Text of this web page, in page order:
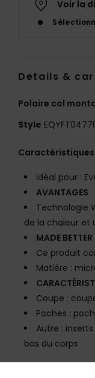
Voir la
Details &
Polaire col
Style
Caractéristiques
Idéal pour :
AVANTAGES
Technologie
de la chaleur et
MADE BETTER
Ce produit
Matière :
Coupe :
Poches :
Autre :
bas du corps